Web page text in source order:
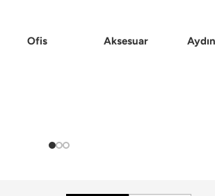
Ofis Aksesuar